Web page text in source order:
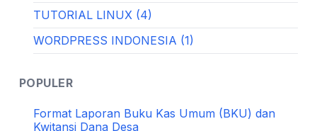
TUTORIAL LINUX (4)
WORDPRESS INDONESIA (1)
POPULER
Format Laporan Buku Kas Umum (BKU) dan
Kwitansi Dana Desa